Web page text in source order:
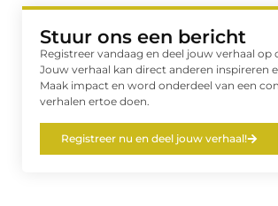
Stuur ons een bericht
Registreer vandaag en deel jouw verhaal op
Jouw verhaal kan direct anderen inspireren
Maak impact en word onderdeel van een
verhalen ertoe doen.
Registreer nu en deel jouw verhaal!